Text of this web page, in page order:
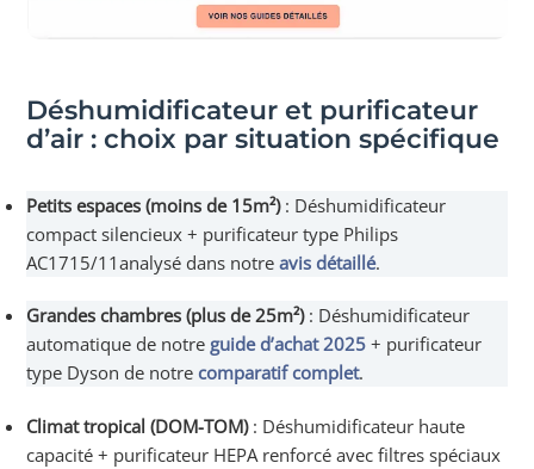
Déshumidificateur et purificateur
d’air : choix par situation spécifique
Petits espaces (moins de 15m²): Déshumidificateur
compact silencieux + purificateur type Philips
AC1715/11analysé dans notreavis détaillé.
Grandes chambres (plus de 25m²): Déshumidificateur
automatique de notre guide d’achat 2025 + purificateur
type Dyson de notrecomparatif complet.
Climat tropical (DOM-TOM): Déshumidificateur haute
capacité + purificateur HEPA renforcé avec filtres spéciaux